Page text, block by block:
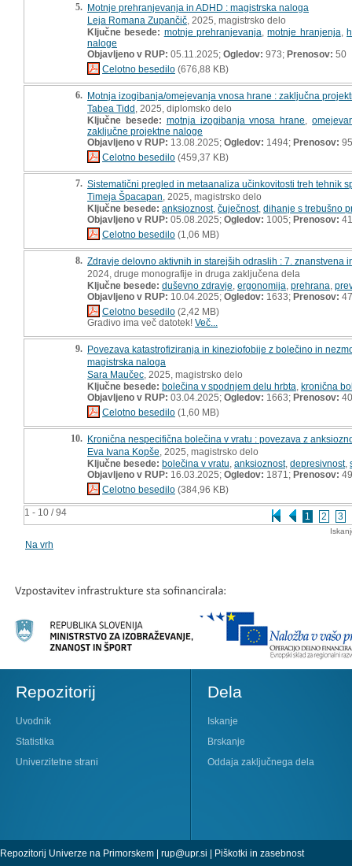
1 - 10 / 94 1 2 3
5. Motnje prehranjevanja in ADHD : magistrska naloga
Leja Romana Zupančič , 2025, magistrsko delo
Ključne besede: motnje prehranjevanja ,motnje hranjenja ,
naloge
Objavljeno v RUP: 05.11.2025; Ogledov: 973; Prenosov: 50
Celotno besedilo (676,88 KB)
6. Motnja izogibanja/omejevanja vnosa hrane : zaključna
Tabea Tidd , 2025, diplomsko delo
Ključne besede: motnja izogibanja vnosa hrane ,
zaključne projektne naloge
Objavljeno v RUP: 13.08.2025; Ogledov: 1494; Prenosov: 95
Celotno besedilo (459,37 KB)
7. Sistematični pregled in metaanaliza učinkovitosti treh tehnik
Timeja Špacapan , 2025, magistrsko delo
Ključne besede: anksioznost, čuječnost, dihanje s trebušno
Objavljeno v RUP: 05.08.2025; Ogledov: 1005; Prenosov: 41
Celotno besedilo (1,06 MB)
8. Zdravje delovno aktivnih in starejših odraslih : 7. znanstvena
2024, druge monografije in druga zaključena dela
Ključne besede: duševno zdravje ergonomija prehrana
Objavljeno v RUP: 10.04.2025; Ogledov: 1633; Prenosov: 47
Celotno besedilo (2,42 MB)
Gradivo ima več datotek! Več...
9. Povezava katastrofiziranja in kineziofobije z bolečino in
magistrska naloga
Sara Maučec , 2025, magistrsko delo
Ključne besede: bolečina v spodnjem delu hrbta kronična
Objavljeno v RUP: 03.04.2025; Ogledov: 1663; Prenosov: 40
Celotno besedilo (1,60 MB)
10. Kronična nespecifična bolečina v vratu : povezava z
Eva Ivana Kopše , 2025, magistrsko delo
Ključne besede: bolečina v vratu anksioznost, depresivnost,
Objavljeno v RUP: 16.03.2025; Ogledov: 1871; Prenosov: 49
Celotno besedilo (384,96 KB)
Na vrh
Repozitorij
Uvodnik
Statistika
Univerzitetne strani
Dela
Iskanje
Brskanje
Oddaja zaključnega dela
Repozitorij Univerze na Primorskem | rup@upr.si | Piškotki in zasebnost